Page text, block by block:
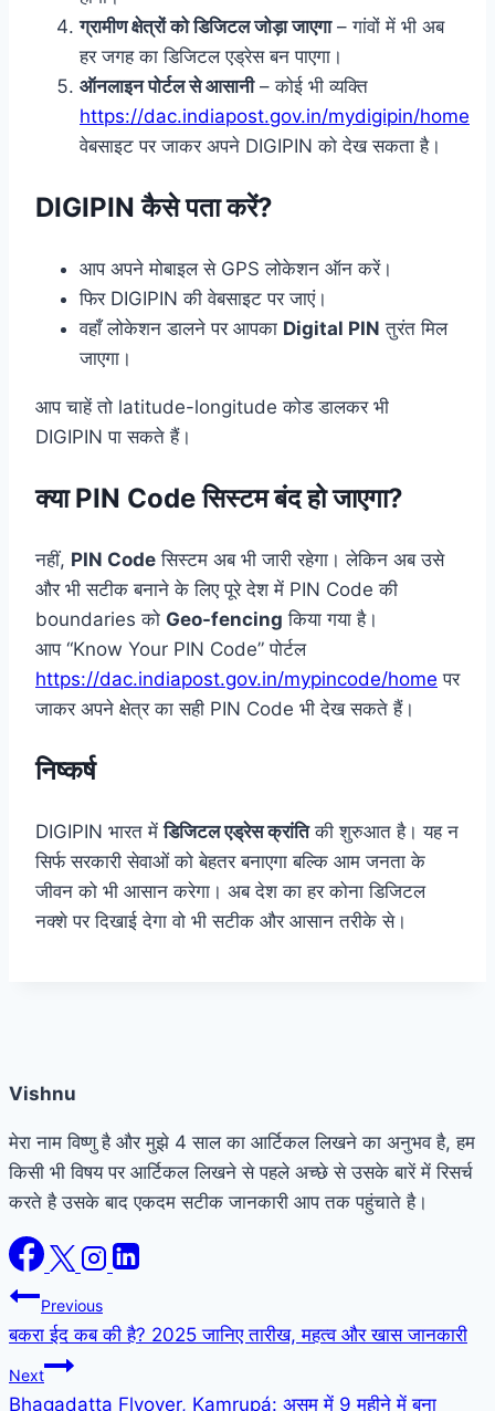
ग्रामीण क्षेत्रों को डिजिटल जोड़ा जाएगा– गांवों में भी अब
हर जगह का डिजिटल एड्रेस बन पाएगा।
ऑनलाइन पोर्टल से आसानी– कोई भी व्यक्ति
https://dac.indiapost.gov.in/mydigipin/home
वेबसाइट पर जाकर अपने DIGIPIN को देख सकता है।
DIGIPIN कैसे पता करें?
आप अपने मोबाइल से GPS लोकेशन ऑन करें।
फिर DIGIPIN की वेबसाइट पर जाएं।
वहाँ लोकेशन डालने पर आपका Digital PIN तुरंत मिल
जाएगा।
आप चाहें तो latitude-longitude कोड डालकर भी
DIGIPIN पा सकते हैं।
क्या PIN Code सिस्टम बंद हो जाएगा?
नहीं, PIN Code सिस्टम अब भी जारी रहेगा। लेकिन अब उसे
और भी सटीक बनाने के लिए पूरे देश में PIN Code की
boundaries को Geo-fencing किया गया है।
आप “Know Your PIN Code” पोर्टल
https://dac.indiapost.gov.in/mypincode/home पर
जाकर अपने क्षेत्र का सही PIN Code भी देख सकते हैं।
निष्कर्ष
DIGIPIN भारत मेंडिजिटल एड्रेस क्रांतिकी शुरुआत है। यह न
सिर्फ सरकारी सेवाओं को बेहतर बनाएगा बल्कि आम जनता के
जीवन को भी आसान करेगा। अब देश का हर कोना डिजिटल
नक्शे पर दिखाई देगा वो भी सटीक और आसान तरीके से।
Vishnu
मेरा नाम विष्णु है और मुझे 4 साल का आर्टिकल लिखने का अनुभव है, हम
किसी भी विषय पर आर्टिकल लिखने से पहले अच्छे से उसके बारें में रिसर्च
करते है उसके बाद एकदम सटीक जानकारी आप तक पहुंचाते है।
Post
navigation
Previous
बकरा ईद कब की है? 2025 जानिए तारीख, महत्व और खास जानकारी
Next
Bhagadatta Flyover, Kamrupá: असम में 9 महीने में बना